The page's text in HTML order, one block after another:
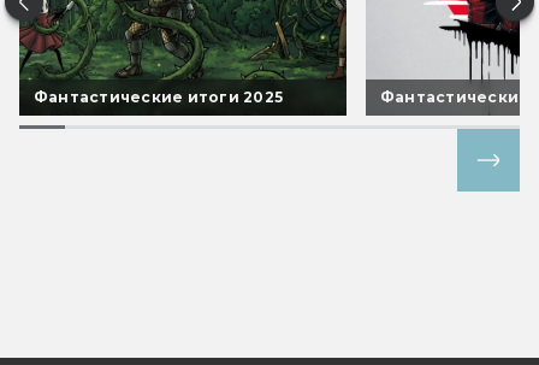
Фантастические итоги 2025 Фантастические